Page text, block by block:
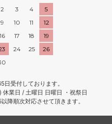
2 3 4
5
9 10 11
12
16 17 18
19
24 25
26
受付しております。
業日 / 土曜日 日曜日 ・祝祭日
降順次対応させて頂きます。